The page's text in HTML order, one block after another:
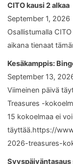
CITO kausi 2 alkaa
September 1, 2026
Osallistumalla
aikana tienaat
Kesäkamppis:
September 13,
Viimeinen päivä
Treasures -
15 kokoelmaa ei
täyttää.https://
2026-treasures-